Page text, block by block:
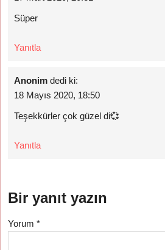
Süper
Yanıtla
Anonim dedi ki:
18 Mayıs 2020, 18:50
Teşekkürler çok güzel di💞
Yanıtla
Bir yanıt yazın
Yorum*